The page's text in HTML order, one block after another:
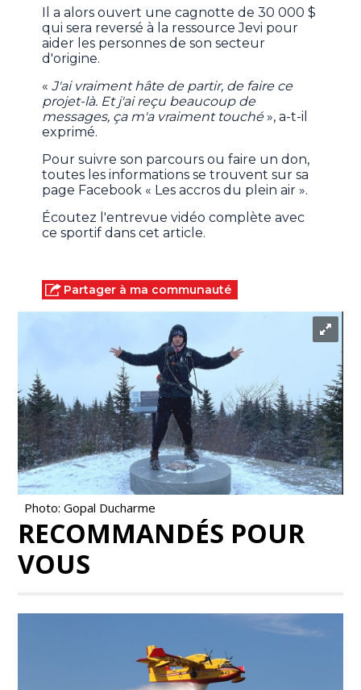
Il a alors ouvert une cagnotte de 30 000 $
qui sera reversé à la ressource Jevi pour
aider les personnes de son secteur
d'origine.
« J'ai vraiment hâte de partir, de faire ce
projet-là. Et j'ai reçu beaucoup de
messages, ça m'a vraiment touché», a-t-il
exprimé.
Pour suivre son parcours ou faire un don,
toutes les informations se trouvent sur sa
page Facebook « Les accros du plein air ».
Écoutez l'entrevue vidéo complète avec
ce sportif dans cet article.
Partager à ma communauté
Photo: Gopal Ducharme
RECOMMANDÉS POUR
VOUS